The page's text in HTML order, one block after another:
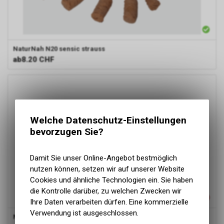
NaturNah N20 sensic strauss
ab8.20 CHF
NaturNah N04 Straussen-Hals
Welche Datenschutz-Einstellungen
bevorzugen Sie?
Damit Sie unser Online-Angebot bestmöglich
nutzen können, setzen wir auf unserer Website
Cookies und ähnliche Technologien ein. Sie haben
die Kontrolle darüber, zu welchen Zwecken wir
Ihre Daten verarbeiten dürfen. Eine kommerzielle
Verwendung ist ausgeschlossen.